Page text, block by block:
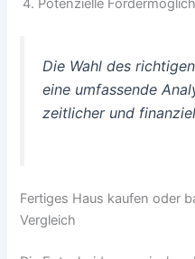
Potenzielle
Die Wahl des
eine umfassende
zeitlicher und
Fertiges Haus kaufen oder
Vergleich